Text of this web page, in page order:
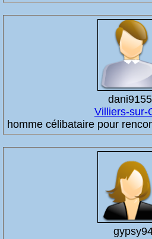
Villiers-sur-
homme célibataire pour